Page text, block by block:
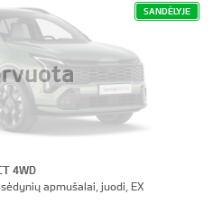
SANDĖLYJE
4WD
apmušalai, juodi, EX